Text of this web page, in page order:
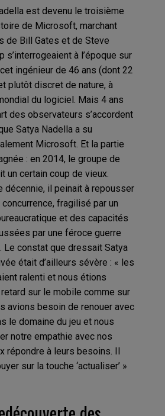
est devenu le troisième
de Microsoft, marchant
de Bill Gates et de Steve
s’interrogeaient à l’époque sur
ingénieur de 46 ans (dont 22
plutôt discret de nature, à
du logiciel. Mais 4 ans
des observateurs s’accordent
Satya Nadella a su
Microsoft. Et la partie
: en 2014, le groupe de
un certain coup de vieux.
décennie, il peinait à repousser
fragilisé par un
et des capacités
par une féroce guerre
Le constat que dressait Satya
était d’ailleurs sévère : « les
ralenti et nous étions
sur le mobile comme sur
avions besoin de renouer avec
le domaine du jeu et nous
notre empathie avec nos
répondre à leurs besoins. Il
sur la touche ‘actualiser’ »